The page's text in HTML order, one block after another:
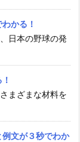
かる！
日本の野球の発
まざまな材料を
例文が３秒でわか